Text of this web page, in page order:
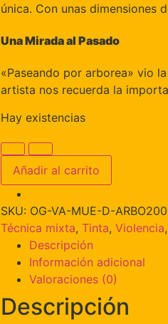
única. Con unas dimensiones
Una Mirada al Pasado
«Paseando por arborea» vio
artista nos recuerda la
Hay existencias
Añadir al carrito
SKU: OG-VA-MUE-D-
Técnica mixta, Tinta, Violencia,
Descripción
Información adicional
Valoraciones (0)
Descripción